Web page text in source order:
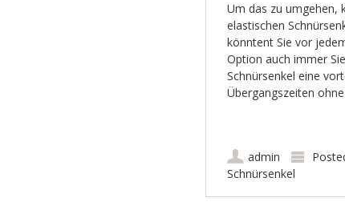
Um das zu umgehen,
elastischen
könntent Sie vor
Option auch immer
Schnürsenkel eine
Übergangszeiten
admin
Schnürsenkel